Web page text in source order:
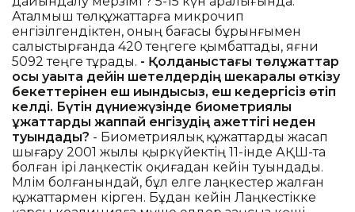
Аталмыш төлқұжаттарға микрочип
енгізілгендіктен, оның бағасы бұрынғымен
салыстырғанда 420 теңгеге қымбаттады, яғни
5092 теңге тұрады. - Қолданыстағы төлқұжаттар
осы уақытқа дейін шетелдердің шекаралық өткізу
бекеттерінен еш қиындықсыз, еш кедергісіз өтіп
келді. Бүтін дүниежүзінде биометриялық
құжаттарды жаппай енгізудің қажеттігі неден
туындады? - Биометриялық құжаттарды жасап
шығару 2001 жылы қыркүйектің 11-інде АҚШ-та
болған ірі лаңкестік оқиғадан кейін туындады.
Мәлім болғанындай, бұл елге лаңкестер жалған
құжаттармен кірген. Бұдан кейін Лаңкестікке